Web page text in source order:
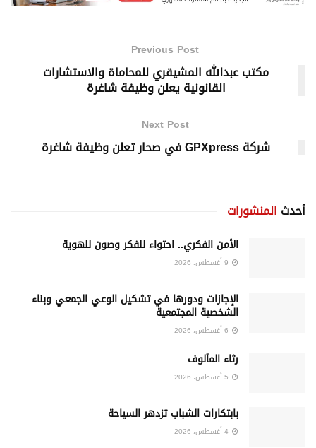
Previous Post
مكتب عبدالله المشيقري للمحاماة والاستشارات
القانونية يعلن وظيفة شاغرة
Next Post
شركة GPXpress في صحار تعلن وظيفة شاغرة
أحدث المنشورات
الأمن الفكري.. احتواء للفكر وصون للهوية
الإجازات ودورها في تشكيل الوعي الجمعي وبناء
الشخصية المجتمعية
رثاء المألوف
بابتكارات الشباب تزدهر السياحة